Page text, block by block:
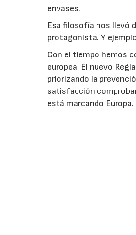
envases.
Esa filosofía nos llevó
protagonista. Y
Con el tiempo hemos
europea. El nuevo
priorizando la
satisfacción
está marcando Europa.